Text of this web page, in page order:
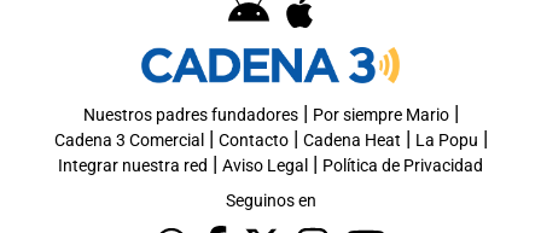
Nuestros padres fundadores| Por siempre Mario|
Cadena 3 Comercial | Contacto| Cadena Heat | La Popu |
Integrar nuestra red | Aviso Legal | Política de Privacidad
Seguinos en